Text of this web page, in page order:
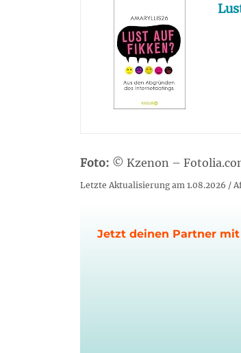
Foto: © Kzenon –
Letzte Aktualisierung am 1.08.2026 /
Jetzt deinen Partner